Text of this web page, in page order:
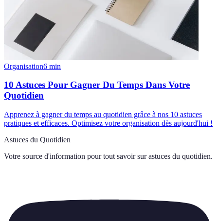
Organisation6 min
10 Astuces Pour Gagner Du Temps Dans Votre
Quotidien
Apprenez à gagner du temps au quotidien grâce à nos 10 astuces
pratiques et efficaces. Optimisez votre organisation dès aujourd'hui !
Astuces du Quotidien
Votre source d'information pour tout savoir sur astuces du quotidien.